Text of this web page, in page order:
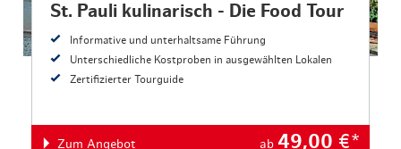
St. Pauli kulinarisch - Die Food Tour
Informative und unterhaltsame Führung
Unterschiedliche Kostproben in ausgewählten Lokalen
Zertifizierter Tourguide
Zum Angebot ab 49,00 €*